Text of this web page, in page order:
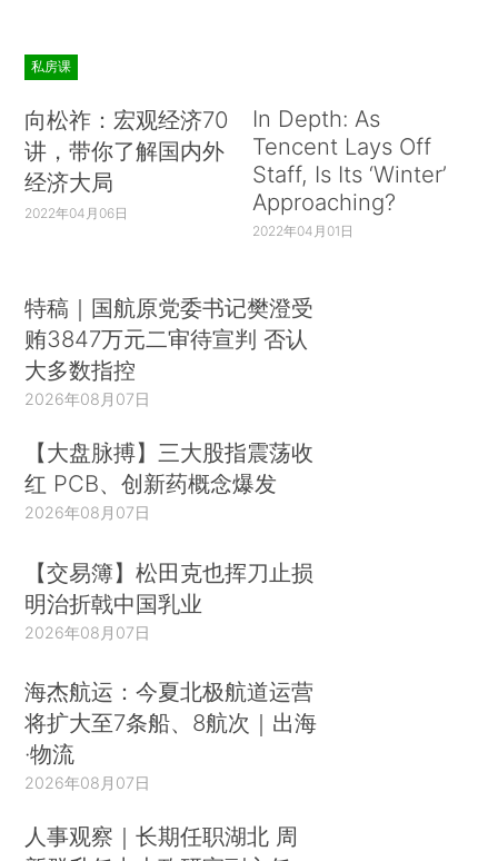
私房课
向松祚：宏观经济70
讲，带你了解国内外
经济大局
2022年04月06日
In Depth: As
Tencent Lays Off
Staff, Is Its ‘Winter’
Approaching?
2022年04月01日
特稿｜国航原党委书记樊澄受
贿3847万元二审待宣判 否认
大多数指控
2026年08月07日
【大盘脉搏】三大股指震荡收
红 PCB、创新药概念爆发
2026年08月07日
【交易簿】松田克也挥刀止损
明治折戟中国乳业
2026年08月07日
海杰航运：今夏北极航道运营
将扩大至7条船、8航次｜出海
·物流
2026年08月07日
人事观察｜长期任职湖北 周